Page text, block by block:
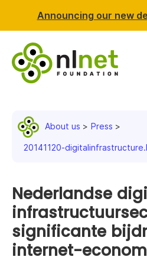
Announcing our new
Support
About us Press
20141120-
Nederlandse
significante
internet-